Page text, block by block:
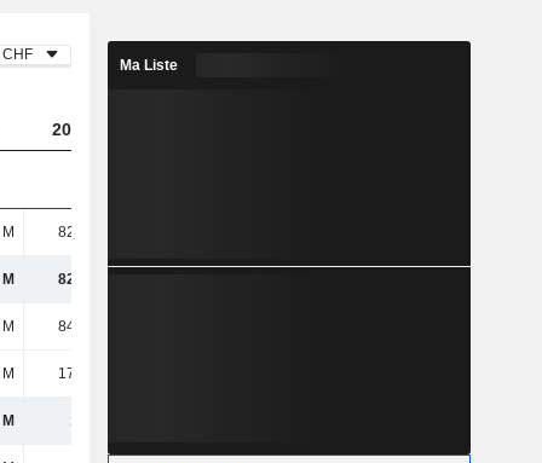
CHF
2023
82,18 M
82,18 M
84,52 M
17,24 M
102 M
Ma Liste